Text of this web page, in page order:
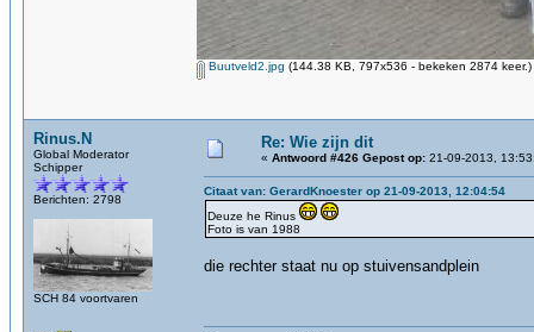
Buutveld2.jpg (144.38 KB, 797x536 - bekeken 2874 keer.)
Rinus.N
Global Moderator
Schipper
Berichten: 2798
SCH 84 voortvaren
Re: Wie zijn dit
« Antwoord #426 Gepost op: 21-09-2013,
Citaat van: GerardKnoester op 21-09-2013, 12:04:54
Deuze he Rinus
Foto is van 1988
die rechter staat nu op stuivensandplein